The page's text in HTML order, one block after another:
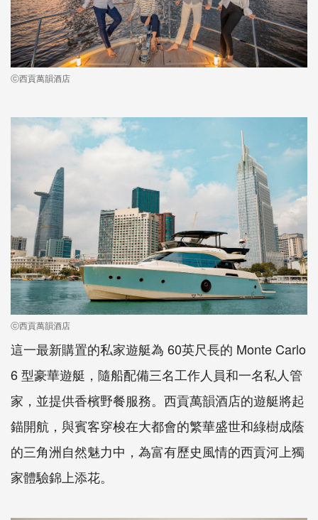
ⓒ西貢萬韻酒店
ⓒ西貢萬韻酒店
這一最新購置的私家遊艇為 60英尺長的 Monte Carlo
6 型豪華遊艇，隨船配備三名工作人員和一名私人管
家，並提供香檳野餐服務。西貢萬韻酒店的遊艇將起
錨開航，與賓客穿梭在大都會的繁華盛世和綠樹成蔭
的三角洲自然魅力中，為富有歷史風情的西貢河上獨
家體驗錦上添花。